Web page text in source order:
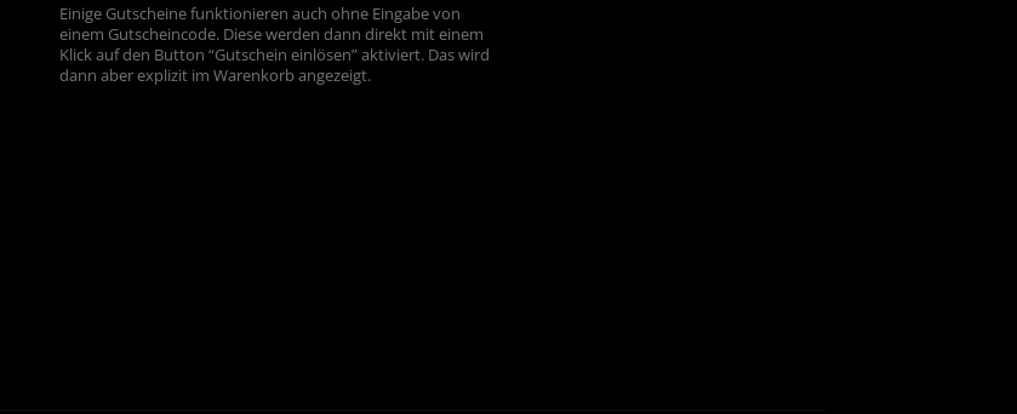
Einige Gutscheine funktionieren auch ohne Eingabe von
einem Gutscheincode. Diese werden dann direkt mit einem
Klick auf den Button “Gutschein einlösen” aktiviert. Das wird
dann aber explizit im Warenkorb angezeigt.